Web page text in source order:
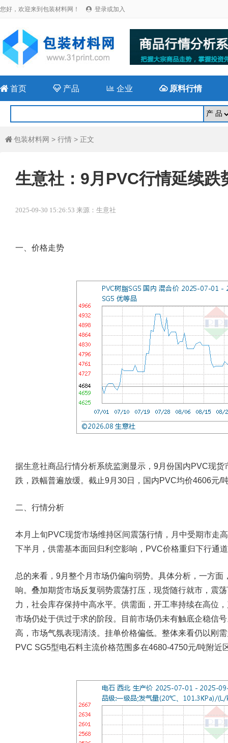
您好，欢迎来到包装材料网！  登录或加入
 首页  产品 企业 原料行情
 包装材料网 > 行情 > 正文
生意社：9月PVC行情延续跌
2025-09-30 15:26:53 来源：生意社
一、价格走势
据生意社商品行情分析系统监测显示，9月份国内PVC现
跌，跌幅普遍放缓。截止9月30日，国内PVC均价4606元/
二、行情分析
本月上旬PVC现货市场维持区间震荡行情，月中受期市走
下半月，供需基本面回归利空影响，PVC价格重归下行通
总的来看，9月整个月市场仍偏向弱势。具体分析，一方
响。叠加期货市场反复弱势震荡打压，现货随行就市，震
力，社会库存保持中高水平。供需面，开工率持续在高位
市场仍处于供过于求的阶段。目前市场仍未有触底企稳信
高，市场气氛表现清淡。挂单价格偏低。整体来看仍以刚
PVC SG5型电石料主流价格范围多在4680-4750元/吨附近